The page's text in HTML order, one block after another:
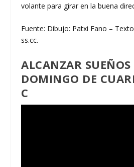
volante para girar en la buena
Fuente: Dibujo: Patxi Fano –
ss.cc.
ALCANZAR SUEÑOS
DOMINGO DE
C